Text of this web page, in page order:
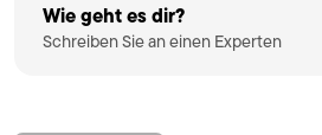
Wie geht es dir?
Schreiben Sie an einen Experten